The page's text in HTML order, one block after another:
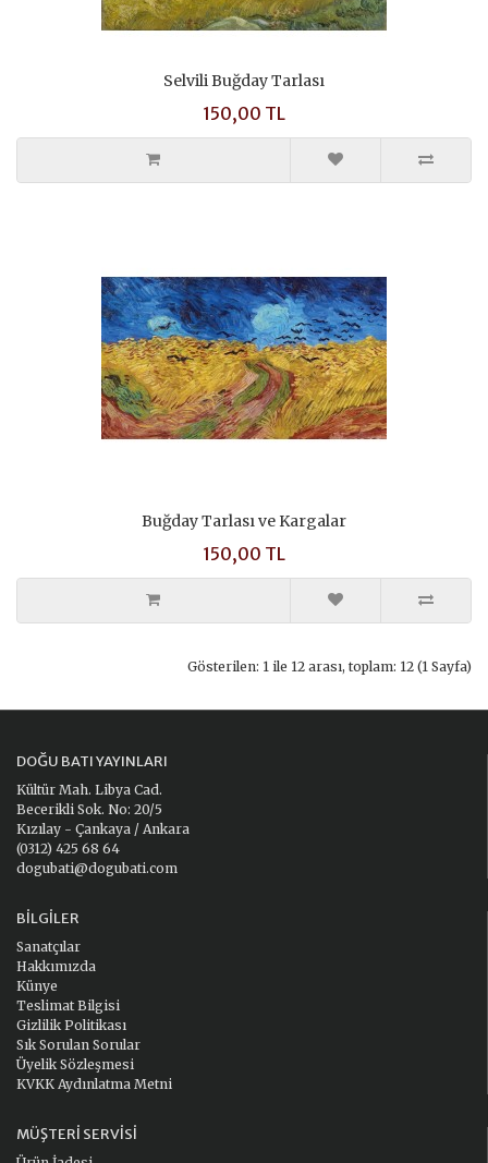
Selvili Buğday Tarlası
150,00 TL
Buğday Tarlası ve Kargalar
150,00 TL
Gösterilen: 1 ile 12 arası, toplam: 12 (1 Sayfa)
DOĞU BATI YAYINLARI
Kültür Mah. Libya Cad.
Becerikli Sok. No: 20/5
Kızılay - Çankaya / Ankara
(0312) 425 68 64
dogubati@dogubati.com
BILGILER
Sanatçılar
Hakkımızda
Künye
Teslimat Bilgisi
Gizlilik Politikası
Sık Sorulan Sorular
Üyelik Sözleşmesi
KVKK Aydınlatma Metni
MÜŞTERI SERVISI